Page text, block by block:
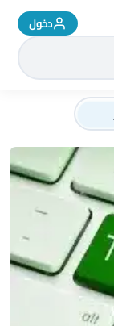
دخول